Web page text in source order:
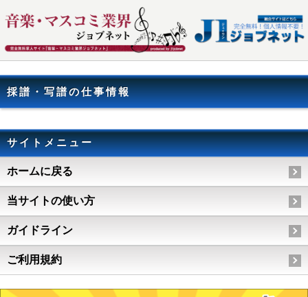
採譜・写譜の仕事情報
サイトメニュー
ホームに戻る
当サイトの使い方
ガイドライン
ご利用規約